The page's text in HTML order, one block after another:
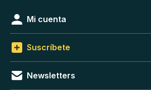
Mi cuenta
Suscríbete
Newsletters